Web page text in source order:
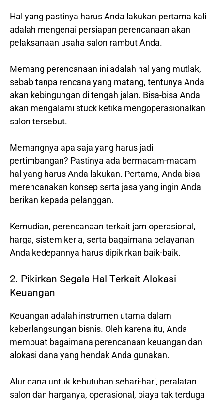
Hal yang pastinya harus Anda lakukan pertama kali
adalah mengenai persiapan perencanaan akan
pelaksanaan usaha salon rambut Anda.
Memang perencanaan ini adalah hal yang mutlak,
sebab tanpa rencana yang matang, tentunya Anda
akan kebingungan di tengah jalan. Bisa-bisa Anda
akan mengalami stuck ketika mengoperasionalkan
salon tersebut.
Memangnya apa saja yang harus jadi
pertimbangan? Pastinya ada bermacam-macam
hal yang harus Anda lakukan. Pertama, Anda bisa
merencanakan konsep serta jasa yang ingin Anda
berikan kepada pelanggan.
Kemudian, perencanaan terkait jam operasional,
harga, sistem kerja, serta bagaimana pelayanan
Anda kedepannya harus dipikirkan baik-baik.
2. Pikirkan Segala Hal Terkait Alokasi
Keuangan
Keuangan adalah instrumen utama dalam
keberlangsungan bisnis. Oleh karena itu, Anda
membuat bagaimana perencanaan keuangan dan
alokasi dana yang hendak Anda gunakan.
Alur dana untuk kebutuhan sehari-hari, peralatan
salon dan harganya, operasional, biaya tak terduga